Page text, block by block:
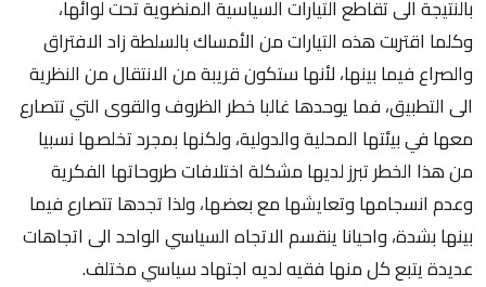
بالنتيجة الى تقاطع التيارات السياسية المنضوية تحت لوائها،
وكلما اقتربت هذه التيارات من الأمساك بالسلطة زاد الافتراق
والصراع فيما بينها، لأنها ستكون قريبة من الانتقال من النظرية
الى التطبيق، فما يوحدها غالبا خطر الظروف والقوى التي تتصارع
معها في بيئتها المحلية والدولية، ولكنها بمجرد تخلصها نسبيا
من هذا الخطر تبرز لديها مشكلة اختلافات طروحاتها الفكرية
وعدم انسجامها وتعايشها مع بعضها، ولذا تجدها تتصارع فيما
بينها بشدة، واحيانا ينقسم الاتجاه السياسي الواحد الى اتجاهات
عديدة يتبع كل منها فقيه لديه اجتهاد سياسي مختلف.